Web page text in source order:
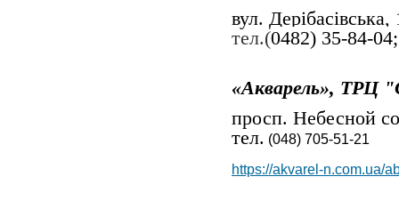
вул. Дерібасівська,
тел.(0482) 35-84-
«Акварель», ТРЦ
просп. Небесной
тел. (048) 705-51-21
https://akvarel-n.com.ua/